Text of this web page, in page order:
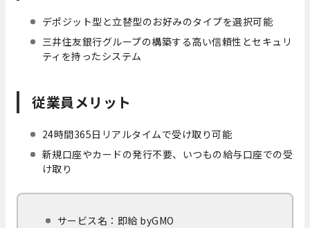
デポジット型と立替型のお好みのタイプを選択可能
三井住友銀行グループの構築する高い信頼性とセキュリ
ティを持ったシステム
従業員メリット
24時間365日リアルタイムで受け取り可能
新規口座やカードの発行不要、いつもの給与口座での受
け取り
サービス名：即給 byGMO